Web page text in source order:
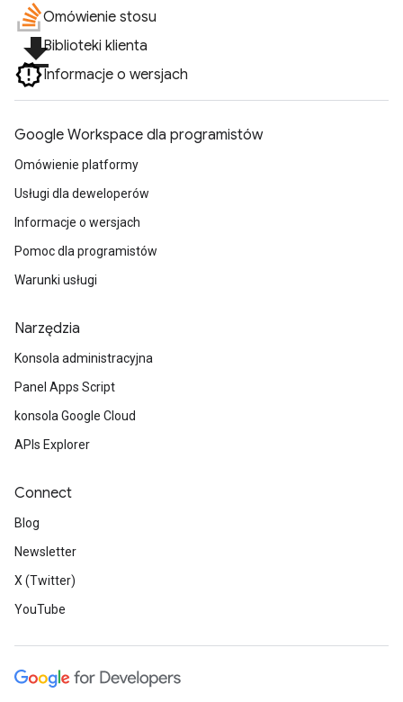
Omówienie stosu
file_downloadBiblioteki klienta
Informacje o wersjach
Google Workspace dla programistów
Omówienie platformy
Usługi dla deweloperów
Informacje o wersjach
Pomoc dla programistów
Warunki usługi
Narzędzia
Konsola administracyjna
Panel Apps Script
konsola Google Cloud
APIs Explorer
Connect
Blog
Newsletter
X (Twitter)
YouTube